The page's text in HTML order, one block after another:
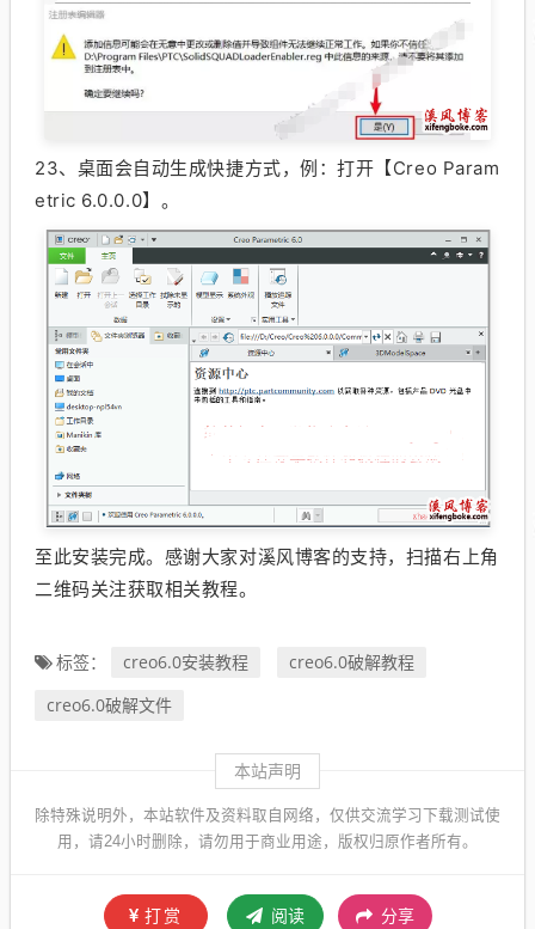
23、 桌面会自动生成快捷方式，例：打开【Creo Param
etric 6.0.0.0】。
至此安装完成。感谢大家对溪风博客的支持，扫描右上角
二维码关注获取相关教程。
标签： creo6.0安装教程
creo6.0破解教程
creo6.0破解文件
本站声明
除特殊说明外，本站软件及资料取自网络，仅供交流学习下载测试使
用，请24小时删除，请勿用于商业用途，版权归原作者所有。
打赏 阅读 分享